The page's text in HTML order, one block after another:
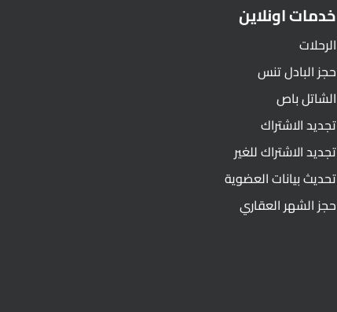
خدمات اونلاين
الرحلات
حجز البادل تنس
الشاتل باص
تجديد الاشتراك
تجديد الاشتراك للغير
تحديث بيانات العضوية
حجز الشهر العقاري